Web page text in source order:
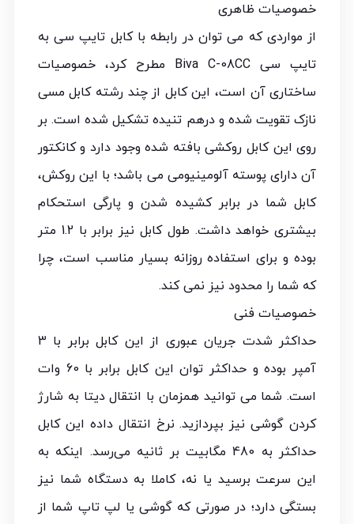
خصوصیات ظاهری
از مواردی که می توان در رابطه با کابل تایپ سی به
تایپ سی Biva C-08CC مطرح کرد، خصوصیات
ساختاری آن است، این کابل از چند رشته کابل مسی
نازک تقویت شده و د‌ر‌هم تنیده تشکیل شده است. بر
روی این کابل روکشی بافته شده وجود دارد و کانکتور
آن دارای پوسته آلومینیومی می باشد؛ با این روکش،
کابل شما در برابر کشیده شدن و پارگی استحکام
بیشتری خواهد داشت. طول کابل نیز برابر با 1.2 متر
بوده و برای استفاده روزانه بسیار مناسب است، چرا
که شما را محدود نیز نمی کند.
خصوصیات فنی
حداکثر شدت جریان عبوری از این کابل برابر با 3
آمپر بوده و حداکثر توان این کابل برابر با 60 وات
است. شما می توانید همزمان با انتقال دیتا به شارژ
کردن گوشی نیز بپردازید. نرخ انتقال داده این کابل
حداکثر به 480 مگابیت بر ثانیه می‌رسد. اینکه به
این سرعت برسید یا نه، کاملا به دستگاه شما نیز
بستگی دارد؛ در صورتی که گوشی یا لپ تاپ شما از